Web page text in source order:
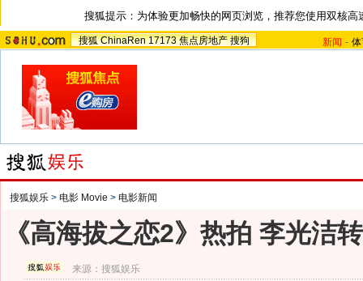
搜狐提示：为体验更加畅快的网页浏览，推荐您使用双核高
搜狐 ChinaRen 17173 焦点房地产 搜狗 新闻 -
搜狐娱乐 > 电影 Movie > 电影新闻
《高海拔之恋2》热拍 李光洁
来源：搜狐娱乐